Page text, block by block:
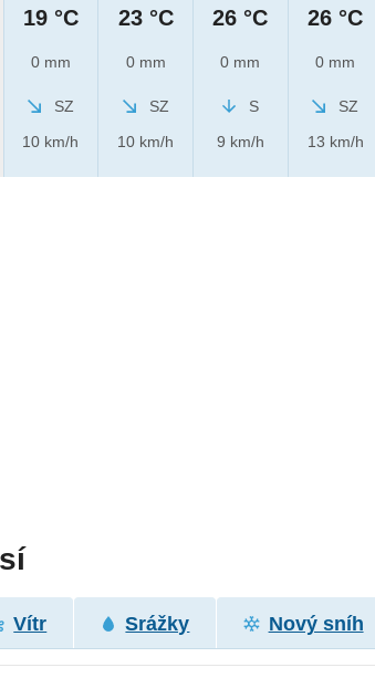
19 °C
0 mm
SZ
10 km/h
23 °C
0 mm
SZ
10 km/h
26 °C
0 mm
S
9 km/h
26 °C
0 mm
SZ
13 km/h
Vítr Srážky Nový sníh